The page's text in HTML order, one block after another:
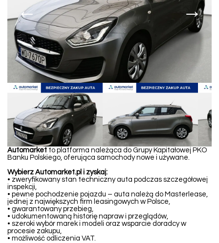
← →
Automarket to platforma należąca do Grupy Kapitałowej PKO
Banku Polskiego, oferująca samochody nowe i używane.
Wybierz Automarket.pl i zyskaj:
• zweryfikowany stan techniczny auta podczas szczegółowej
inspekcji,
• pewne pochodzenie pojazdu – auta należą do Masterlease,
jednej z największych firm leasingowych w Polsce,
• gwarantowany przebieg,
• udokumentowaną historię napraw i przeglądów,
• szeroki wybór marek i modeli oraz wsparcie doradcy w
procesie zakupu,
• możliwość odliczenia VAT.